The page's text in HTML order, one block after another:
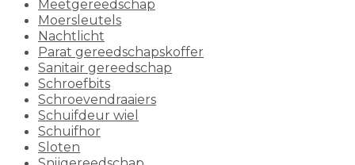
Meetgereedschap
Moersleutels
Nachtlicht
Parat gereedschapskoffer
Sanitair gereedschap
Schroefbits
Schroevendraaiers
Schuifdeur wiel
Schuifhor
Sloten